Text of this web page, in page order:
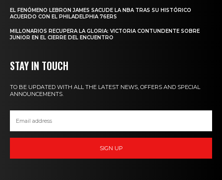
EL FENÓMENO LEBRON JAMES SACUDE LA NBA TRAS SU HISTÓRICO
ACUERDO CON EL PHILADELPHIA 76ERS
MILLONARIOS RECUPERA LA GLORIA: VICTORIA CONTUNDENTE SOBRE
JUNIOR EN EL CIERRE DEL ENCUENTRO
STAY IN TOUCH
TO BE UPDATED WITH ALL THE LATEST NEWS, OFFERS AND SPECIAL
ANNOUNCEMENTS.
SIGN UP